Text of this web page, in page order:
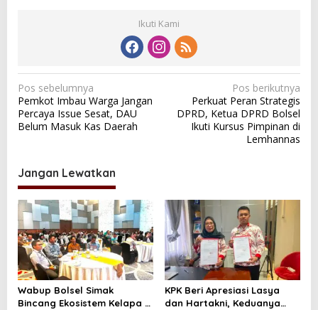
Ikuti Kami
N
a
v
g
a
s
i
p
o
s
Pos sebelumnya
Pemkot Imbau Warga Jangan
Percaya Issue Sesat, DAU
Belum Masuk Kas Daerah
Pos berikutnya
Perkuat Peran Strategis
DPRD, Ketua DPRD Bolsel
Ikuti Kursus Pimpinan di
Lemhannas
Jangan Lewatkan
Wabup Bolsel Simak
Bincang Ekosistem Kelapa di
KPK Beri Apresiasi Lasya
dan Hartakni, Keduanya